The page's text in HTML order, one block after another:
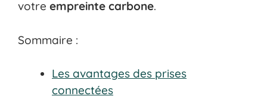
votre empreinte carbone.
Sommaire :
Les avantages des prises
connectées